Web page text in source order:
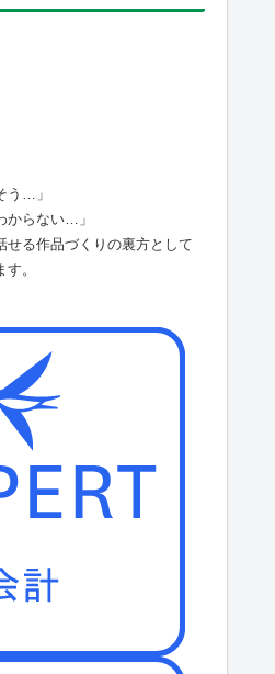
う…」
からない…」
せる作品づくりの裏方として
。